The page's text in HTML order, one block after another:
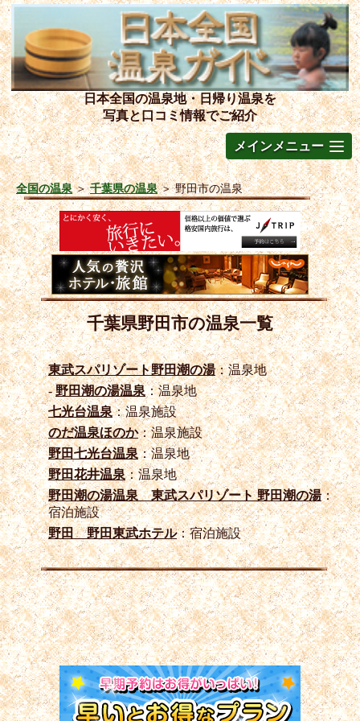
日本全国の温泉地・日帰り温泉を
写真と口コミ情報でご紹介
メインメニュー
全国の温泉＞千葉県の温泉＞野田市の温泉
千葉県野田市の温泉一覧
東武スパリゾート野田潮の湯：温泉地
-野田潮の湯温泉：温泉地
七光台温泉：温泉施設
のだ温泉ほのか：温泉施設
野田七光台温泉：温泉地
野田花井温泉：温泉地
野田潮の湯温泉 東武スパリゾート 野田潮の湯：
宿泊施設
野田 野田東武ホテル：宿泊施設